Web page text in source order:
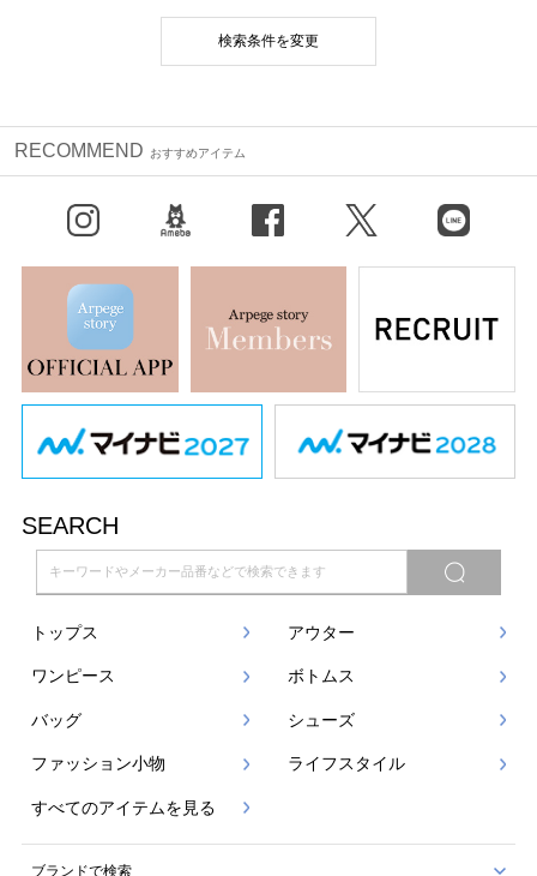
検索条件を変更
RECOMMEND おすすめアイテム
X（旧Twitter） LINE
SEARCH
トップス アウター
ワンピース ボトムス
バッグ シューズ
ファッション小物 ライフスタイル
すべてのアイテムを見る
ブランドで検索